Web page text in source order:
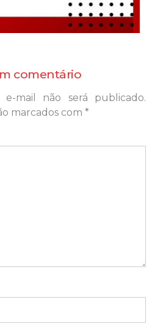
comentário
mail não será publicado.
marcados com *